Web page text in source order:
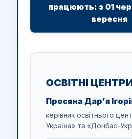
працюють: з 01
вересня
ОСВІТНІ
Просяна Дар’я
керівник освітнього
Україна» та «Донбас-